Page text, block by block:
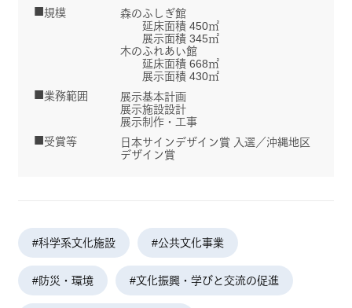
規模
森のふしぎ館
延床面積 450㎡
展示面積 345㎡
木のふれあい館
延床面積 668㎡
展示面積 430㎡
業務範囲
展示基本計画
展示施設設計
展示制作・工事
受賞等
日本サインデザイン賞 入選／沖縄地区
デザイン賞
#科学系文化施設 #公共文化事業
#防災・環境 #文化振興・学びと交流の促進